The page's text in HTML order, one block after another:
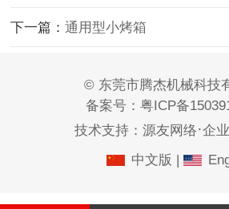
下一篇：通用型小烤箱
© 东莞市腾杰机械科技
备案号： 粤ICP备
技术支持： 源友网络·企
中文版 |